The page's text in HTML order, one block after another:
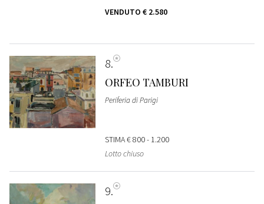
VENDUTO € 2.580
8
ORFEO TAMBURI
Periferia di Parigi
STIMA€ 800 - 1.200
Lotto chiuso
9